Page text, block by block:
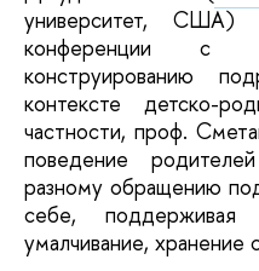
университет, США)
конференции с
конструированию
контексте детско-
частности, проф.
поведение
разному обращению
себе,
умалчивание, хранение